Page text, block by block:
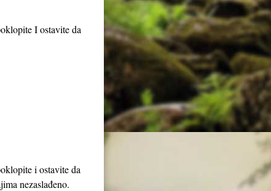
I ostavite da
i ostavite da
nezaslađeno.